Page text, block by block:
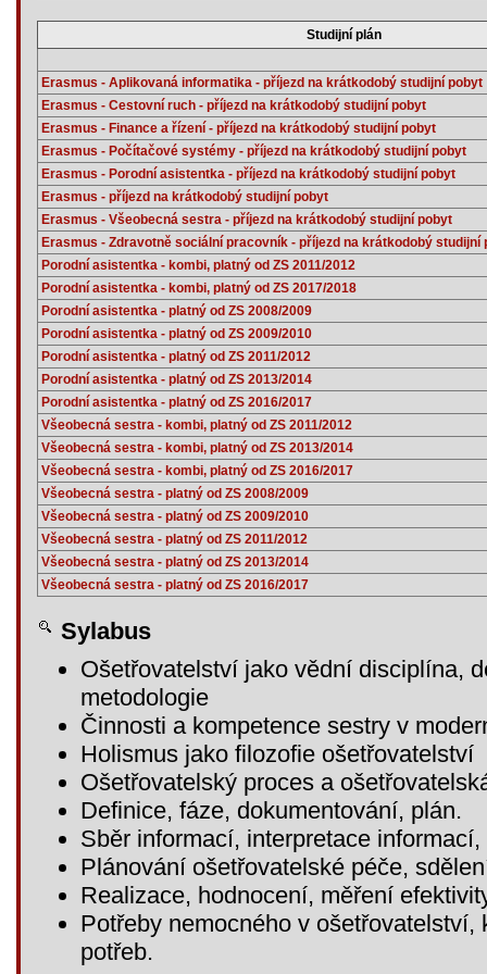
Studijní plán
Erasmus - Aplikovaná informatika - příjezd na krátkodobý studijní pobyt
Erasmus - Cestovní ruch - příjezd na krátkodobý studijní pobyt
Erasmus - Finance a řízení - příjezd na krátkodobý studijní pobyt
Erasmus - Počítačové systémy - příjezd na krátkodobý studijní pobyt
Erasmus - Porodní asistentka - příjezd na krátkodobý studijní pobyt
Erasmus - příjezd na krátkodobý studijní pobyt
Erasmus - Všeobecná sestra - příjezd na krátkodobý studijní pobyt
Erasmus - Zdravotně sociální pracovník - příjezd na krátkodobý studijní
Porodní asistentka - kombi, platný od ZS 2011/2012
Porodní asistentka - kombi, platný od ZS 2017/2018
Porodní asistentka - platný od ZS 2008/2009
Porodní asistentka - platný od ZS 2009/2010
Porodní asistentka - platný od ZS 2011/2012
Porodní asistentka - platný od ZS 2013/2014
Porodní asistentka - platný od ZS 2016/2017
Všeobecná sestra - kombi, platný od ZS 2011/2012
Všeobecná sestra - kombi, platný od ZS 2013/2014
Všeobecná sestra - kombi, platný od ZS 2016/2017
Všeobecná sestra - platný od ZS 2008/2009
Všeobecná sestra - platný od ZS 2009/2010
Všeobecná sestra - platný od ZS 2011/2012
Všeobecná sestra - platný od ZS 2013/2014
Všeobecná sestra - platný od ZS 2016/2017
Sylabus
Ošetřovatelství jako vědní disciplína,
metodologie
Činnosti a kompetence sestry v
Holismus jako filozofie ošetřovatelství
Ošetřovatelský proces a
Definice, fáze, dokumentování, plán.
Sběr informací, interpretace
Plánování ošetřovatelské péče,
Realizace, hodnocení, měření
Potřeby nemocného v ošetřovatelství,
potřeb.